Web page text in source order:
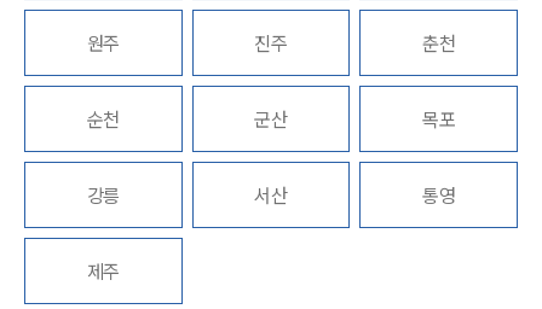
언론보도
공지사항
법률서식
뉴스레터/브로슈어
원주 진주 춘천
순천 군산 목포
강릉 서산 통영
제주